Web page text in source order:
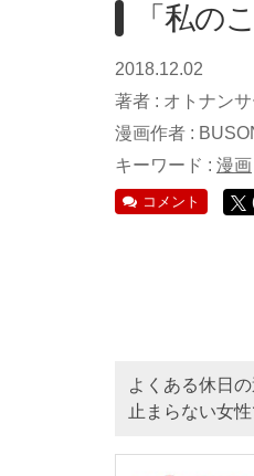
「私の
2018.12.02
著者 : オトナン
漫画作者 :
キーワード : 漫画
コメント
よくある休日
止まらない女